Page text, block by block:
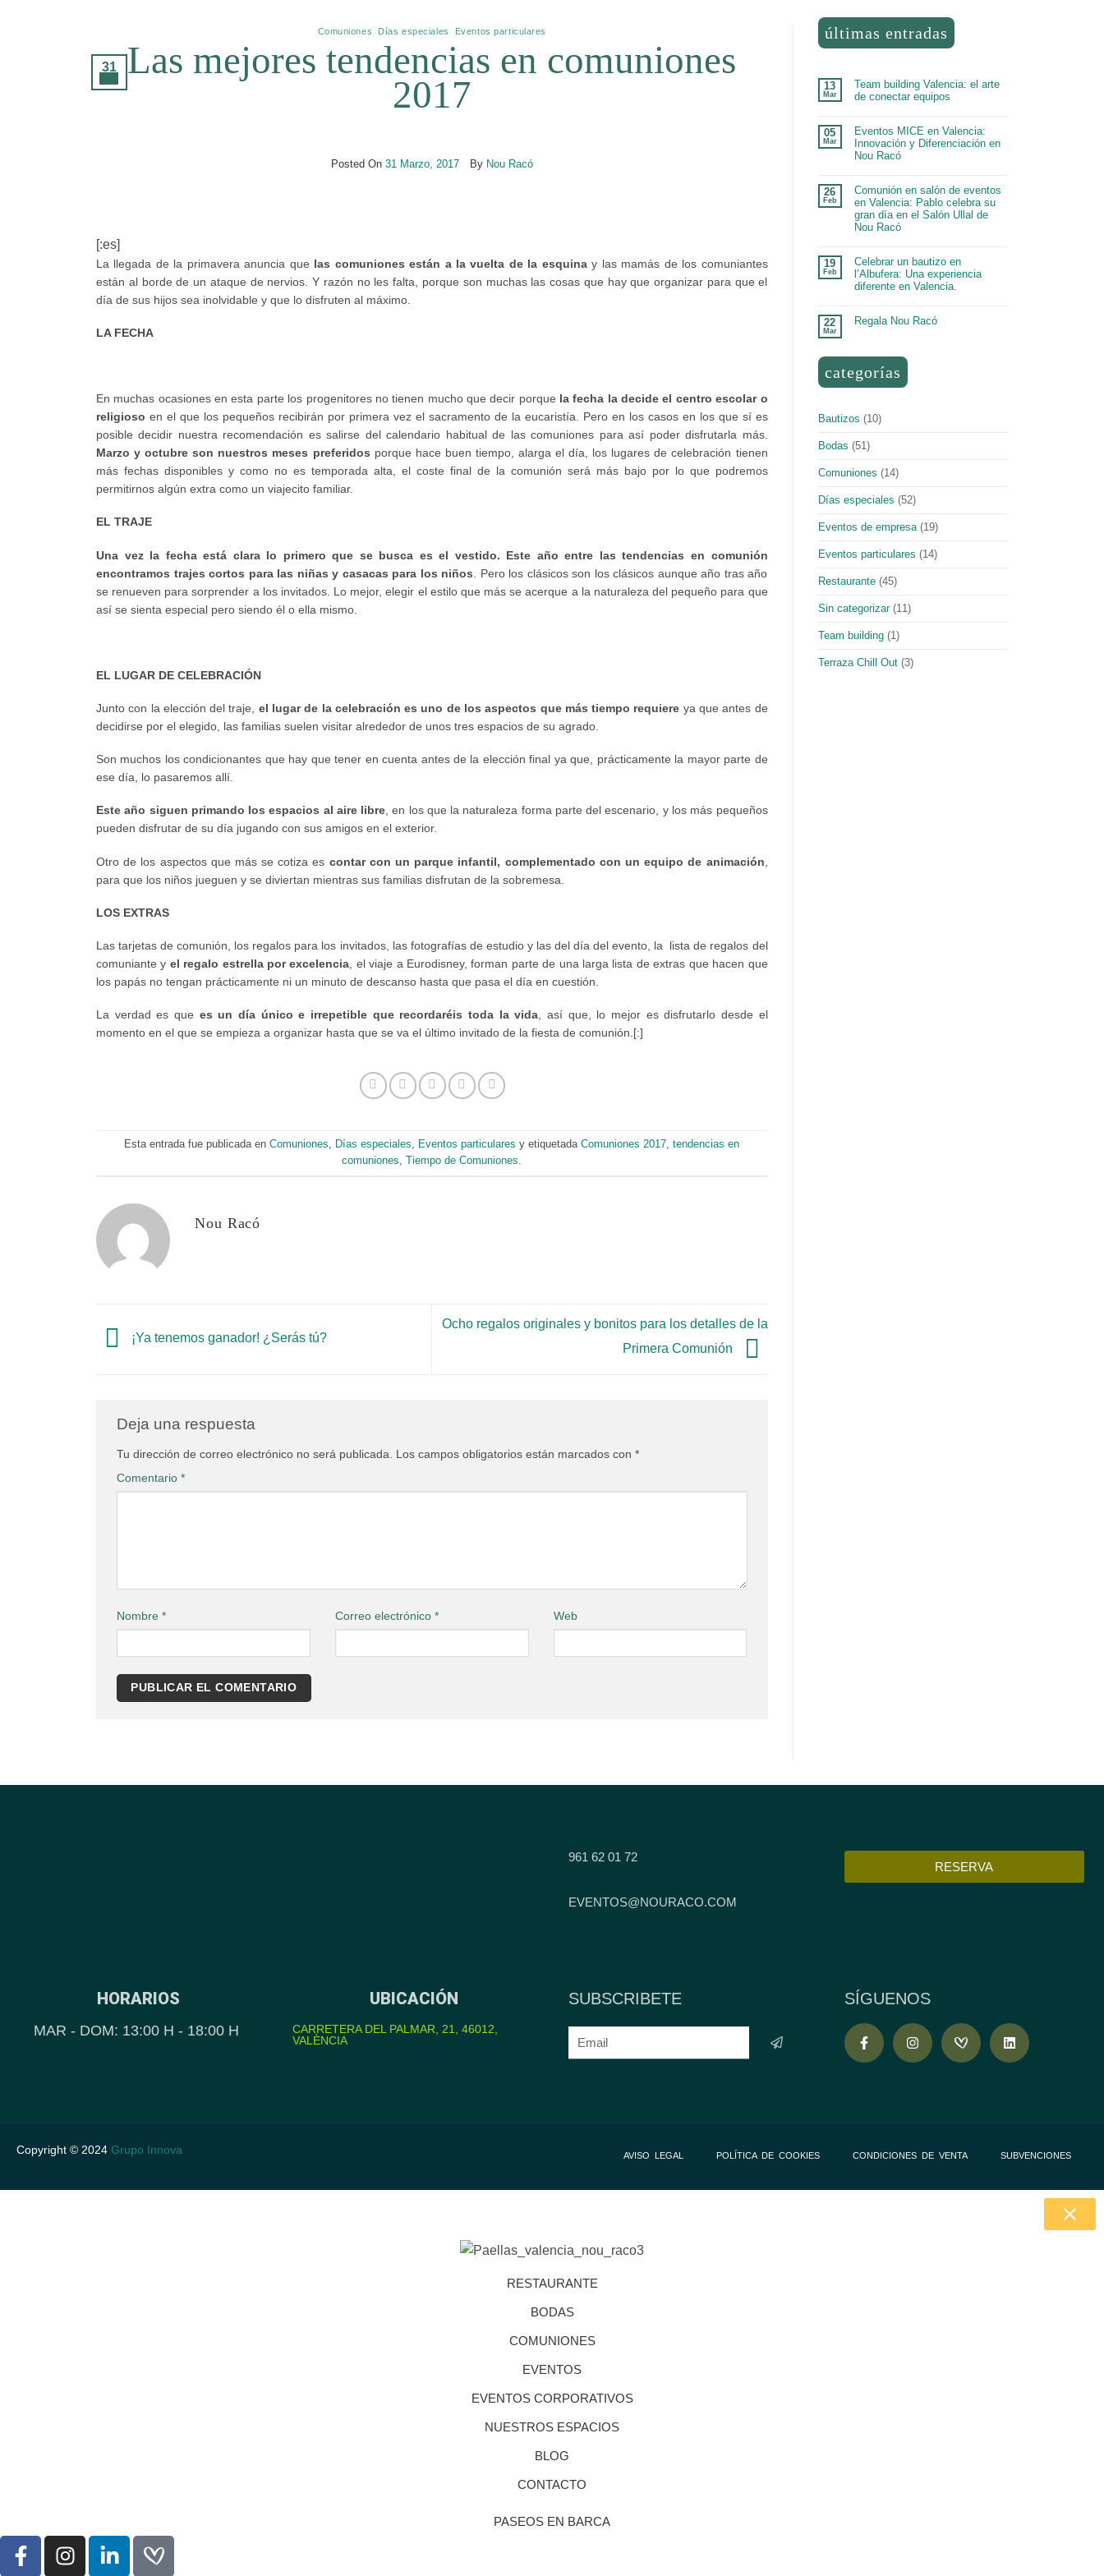
Comuniones Días especiales Eventos particulares
Las mejores tendencias en comuniones
2017
Posted On 31 Marzo, 2017 By Nou Racó
31
[:es]
La llegada de la primavera anuncia que las comuniones están a la vuelta de la esquinay las mamás de los comuniantes
están al borde de un ataque de nervios. Y razón no les falta, porque son muchas las cosas que hay que organizar para que el
día de sus hijos sea inolvidable y que lo disfruten al máximo.
LA FECHA
En muchas ocasiones en esta parte los progenitores no tienen mucho que decir porque la fecha la decide el centro escolar o
religioso en el que los pequeños recibirán por primera vez el sacramento de la eucaristía. Pero en los casos en los que sí es
posible decidir nuestra recomendación es salirse del calendario habitual de las comuniones para así poder disfrutarla más.
Marzo y octubre son nuestros meses preferidos porque hace buen tiempo, alarga el día, los lugares de celebración tienen
más fechas disponibles y como no es temporada alta, el coste final de la comunión será más bajo por lo que podremos
permitirnos algún extra como un viajecito familiar.
EL TRAJE
Una vez la fecha está clara lo primero que se busca es el vestido. Este año entre las tendencias en comunión
encontramos trajes cortos para las niñas y casacas para los niños . Pero los clásicos son los clásicos aunque año tras año
se renueven para sorprender a los invitados. Lo mejor, elegir el estilo que más se acerque a la naturaleza del pequeño para que
así se sienta especial pero siendo él o ella mismo.
EL LUGAR DE CELEBRACIÓN
Junto con la elección del traje, el lugar de la celebración es uno de los aspectos que más tiempo requiere ya que antes de
decidirse por el elegido, las familias suelen visitar alrededor de unos tres espacios de su agrado.
Son muchos los condicionantes que hay que tener en cuenta antes de la elección final ya que, prácticamente la mayor parte de
ese día, lo pasaremos allí.
Este año siguen primando los espacios al aire libre, en los que la naturaleza forma parte del escenario, y los más pequeños
pueden disfrutar de su día jugando con sus amigos en el exterior.
Otro de los aspectos que más se cotiza es contar con un parque infantil, complementado con un equipo de animación
para que los niños jueguen y se diviertan mientras sus familias disfrutan de la sobremesa.
LOS EXTRAS
Las tarjetas de comunión, los regalos para los invitados, las fotografías de estudio y las del día del evento, la lista de regalos del
comuniante y el regalo estrella por excelencia , el viaje a Eurodisney, forman parte de una larga lista de extras que hacen que
los papás no tengan prácticamente ni un minuto de descanso hasta que pasa el día en cuestión.
La verdad es que es un día único e irrepetible que recordaréis toda la vida, así que, lo mejor es disfrutarlo desde el
momento en el que se empieza a organizar hasta que se va el último invitado de la fiesta de comunión.[:]
Esta entrada fue publicada enComuniones Días especiales Eventos particulares y etiquetadaComuniones 2017 ,tendencias en
comuniones ,Tiempo de Comuniones
Nou Racó
¡Ya tenemos ganador! ¿Serás tú?
Ocho regalos originales y bonitos para los detalles de la
Primera Comunión
Deja una respuesta
Tu dirección de correo electrónico no será publicada. Los campos obligatorios están marcados con *
Comentario *
Nombre * Correo electrónico * Web
últimas entradas
13
Mar
Team building Valencia: el arte
de conectar equipos
05
Mar
Eventos MICE en Valencia:
Innovación y Diferenciación en
Nou Racó
26
Feb
Comunión en salón de eventos
en Valencia: Pablo celebra su
gran día en el Salón Ullal de
Nou Racó
19
Feb
Celebrar un bautizo en
l’Albufera: Una experiencia
diferente en Valencia.
22
Mar
Regala Nou Racó
categorías
Bautizos (10)
Bodas (51)
Comuniones (14)
Días especiales (52)
Eventos de empresa(19)
Eventos particulares (14)
Restaurante(45)
Sin categorizar(11)
Team building(1)
Terraza Chill Out(3)
961 62 01 72
EVENTOS@NOURACO.COM
RESERVA
HORARIOS
MAR - DOM: 13:00 H - 18:00 H
UBICACIÓN
CARRETERA DEL PALMAR, 21, 46012,
VALÈNCIA
SUBSCRIBETE SÍGUENOS
Copyright © 2024 Grupo Innova AVISO LEGAL POLÍTICA DE COOKIES CONDICIONES DE VENTA SUBVENCIONES
RESTAURANTE
BODAS
COMUNIONES
EVENTOS
EVENTOS CORPORATIVOS
NUESTROS ESPACIOS
BLOG
CONTACTO
PASEOS EN BARCA